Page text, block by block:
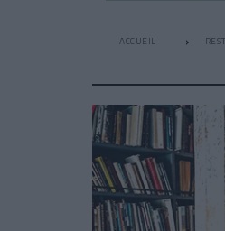
ACCUEIL